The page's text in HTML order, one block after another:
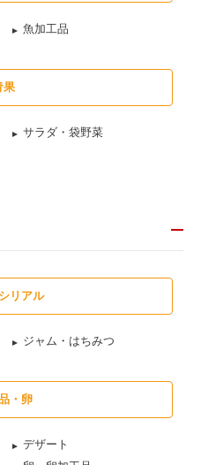
魚加工品
果
サラダ・袋野菜
リアル
ジャム・はちみつ
・卵
デザート